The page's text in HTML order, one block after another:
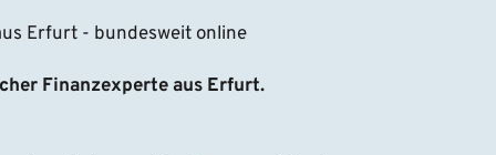
Erfurt - bundesweit online
Finanzexperte aus Erfurt.